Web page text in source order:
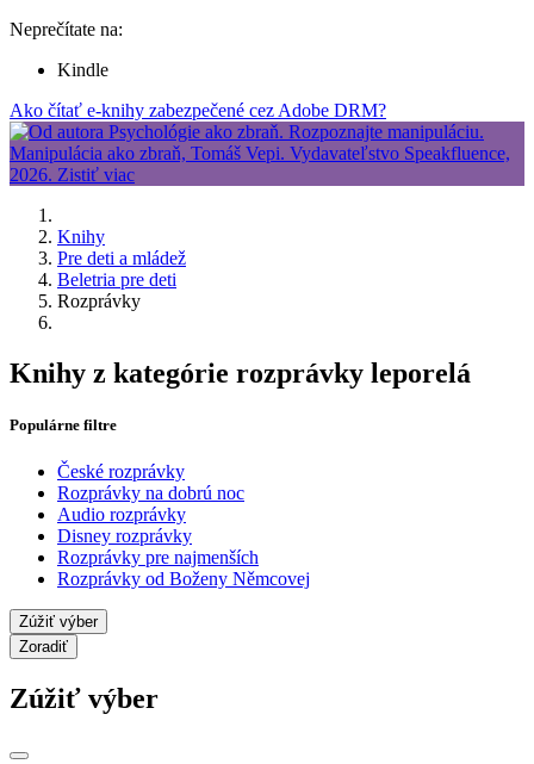
Neprečítate na:
Kindle
Ako čítať e-knihy zabezpečené cez Adobe DRM?
Knihy
Pre deti a mládež
Beletria pre deti
Rozprávky
Knihy z kategórie rozprávky leporelá
Populárne filtre
České rozprávky
Rozprávky na dobrú noc
Audio rozprávky
Disney rozprávky
Rozprávky pre najmenších
Rozprávky od Boženy Němcovej
Zúžiť výber
Zoradiť
Zúžiť výber